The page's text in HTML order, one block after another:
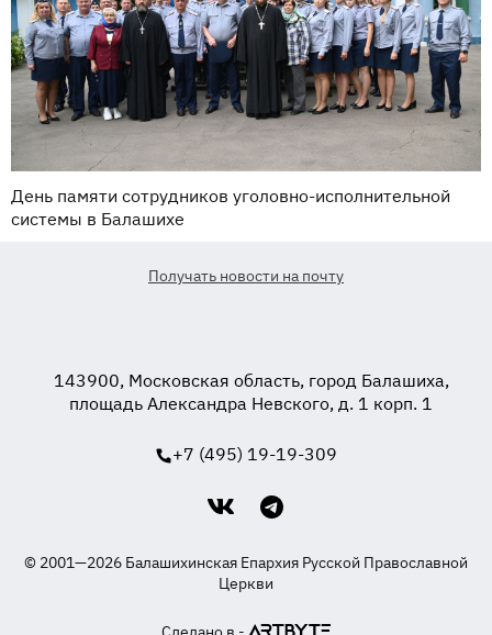
День памяти сотрудников уголовно-исполнительной
системы в Балашихе
Получать новости на почту
143900, Московская область, город Балашиха,
площадь Александра Невского, д. 1 корп. 1
+7 (495) 19-19-309
© 2001—2026 Балашихинская Епархия Русской Православной
Церкви